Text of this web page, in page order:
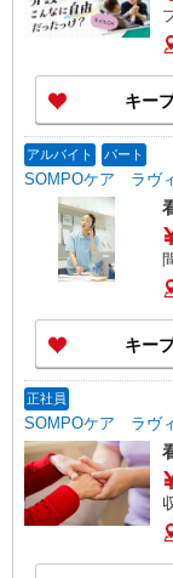
キー
アルバイト パート
SOMPOケア ラヴ
円〜
キー
正社員
SOMPOケア ラヴ